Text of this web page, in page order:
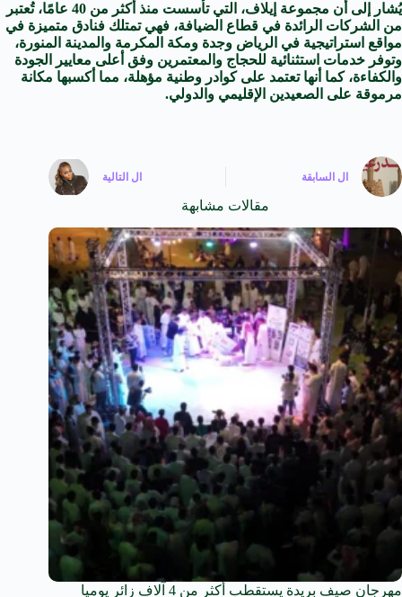
يُشار إلى أن مجموعة إيلاف، التي تأسست منذ أكثر من 40 عامًا، تُعتبر
من الشركات الرائدة في قطاع الضيافة، فهي تمتلك فنادق متميزة في
مواقع استراتيجية في الرياض وجدة ومكة المكرمة والمدينة المنورة،
وتوفر خدمات استثنائية للحجاج والمعتمرين وفق أعلى معايير الجودة
والكفاءة، كما أنها تعتمد على كوادر وطنية مؤهلة، مما أكسبها مكانة
مرموقة على الصعيدين الإقليمي والدولي.
ال السابقة ال التالية
مقالات مشابهة
مهرجان صيف بريدة يستقطب أكثر من 4 آلاف زائر يوميا